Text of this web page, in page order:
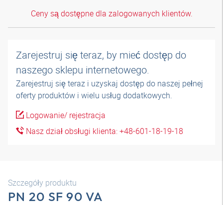
Ceny są dostępne dla zalogowanych klientów.
Zarejestruj się teraz, by mieć dostęp do
naszego sklepu internetowego.
Zarejestruj się teraz i uzyskaj dostęp do naszej pełnej
oferty produktów i wielu usług dodatkowych.
Logowanie/ rejestracja
Nasz dział obsługi klienta: +48-601-18-19-18
Szczegóły produktu
PN 20 SF 90 VA